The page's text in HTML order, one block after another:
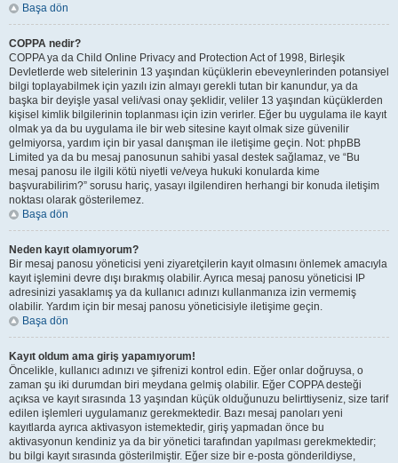
Başa dön
COPPA nedir?
COPPA ya da Child Online Privacy and Protection Act of 1998, Birleşik
Devletlerde web sitelerinin 13 yaşından küçüklerin ebeveynlerinden potansiyel
bilgi toplayabilmek için yazılı izin almayı gerekli tutan bir kanundur, ya da
başka bir deyişle yasal veli/vasi onay şeklidir, veliler 13 yaşından küçüklerden
kişisel kimlik bilgilerinin toplanması için izin verirler. Eğer bu uygulama ile kayıt
olmak ya da bu uygulama ile bir web sitesine kayıt olmak size güvenilir
gelmiyorsa, yardım için bir yasal danışman ile iletişime geçin. Not: phpBB
Limited ya da bu mesaj panosunun sahibi yasal destek sağlamaz, ve “Bu
mesaj panosu ile ilgili kötü niyetli ve/veya hukuki konularda kime
başvurabilirim?” sorusu hariç, yasayı ilgilendiren herhangi bir konuda iletişim
noktası olarak gösterilemez.
Başa dön
Neden kayıt olamıyorum?
Bir mesaj panosu yöneticisi yeni ziyaretçilerin kayıt olmasını önlemek amacıyla
kayıt işlemini devre dışı bırakmış olabilir. Ayrıca mesaj panosu yöneticisi IP
adresinizi yasaklamış ya da kullanıcı adınızı kullanmanıza izin vermemiş
olabilir. Yardım için bir mesaj panosu yöneticisiyle iletişime geçin.
Başa dön
Kayıt oldum ama giriş yapamıyorum!
Öncelikle, kullanıcı adınızı ve şifrenizi kontrol edin. Eğer onlar doğruysa, o
zaman şu iki durumdan biri meydana gelmiş olabilir. Eğer COPPA desteği
açıksa ve kayıt sırasında 13 yaşından küçük olduğunuzu belirttiyseniz, size tarif
edilen işlemleri uygulamanız gerekmektedir. Bazı mesaj panoları yeni
kayıtlarda ayrıca aktivasyon istemektedir, giriş yapmadan önce bu
aktivasyonun kendiniz ya da bir yönetici tarafından yapılması gerekmektedir;
bu bilgi kayıt sırasında gösterilmiştir. Eğer size bir e-posta gönderildiyse,